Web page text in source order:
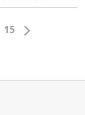
15